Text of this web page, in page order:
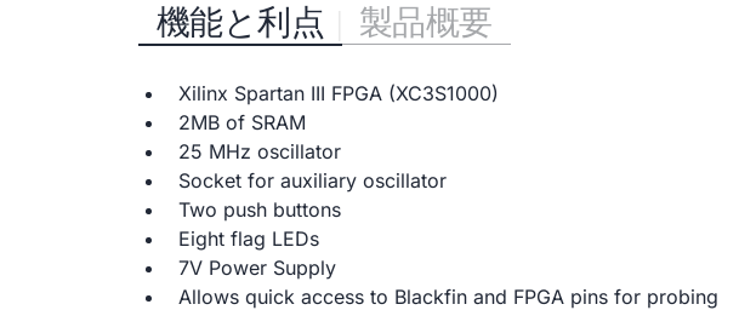
機能と利点 製品概要
Xilinx Spartan III FPGA (XC3S1000)
2MB of SRAM
25 MHz oscillator
Socket for auxiliary oscillator
Two push buttons
Eight flag LEDs
7V Power Supply
Allows quick access to Blackfin and FPGA pins for probing